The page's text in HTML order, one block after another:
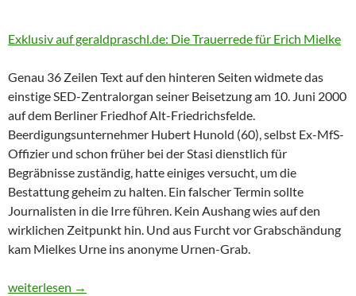
Exklusiv auf geraldpraschl.de: Die Trauerrede für Erich Mielke
Genau 36 Zeilen Text auf den hinteren Seiten widmete das
einstige SED-Zentralorgan seiner Beisetzung am 10. Juni 2000
auf dem Berliner Friedhof Alt-Friedrichsfelde.
Beerdigungsunternehmer Hubert Hunold (60), selbst Ex-MfS-
Offizier und schon früher bei der Stasi dienstlich für
Begräbnisse zuständig, hatte einiges versucht, um die
Bestattung geheim zu halten. Ein falscher Termin sollte
Journalisten in die Irre führen. Kein Aushang wies auf den
wirklichen Zeitpunkt hin. Und aus Furcht vor Grabschändung
kam Mielkes Urne ins anonyme Urnen-Grab.
Erich Mielke: Wer weinte um den Herrn der Angst?
weiterlesen →